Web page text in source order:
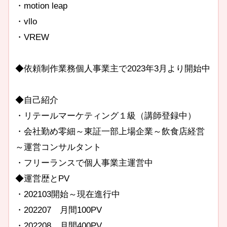
・motion leap
・vllo
・VREW
◆依頼制作業務個人事業主で2023年3月より開始中
◆自己紹介
・リテールマーケティング１級（講師登録中）
・会社勤め零細～東証一部上場企業～飲食店経営
～運営コンサルタント
・フリーランスで個人事業主運営中
◆運営歴とPV
・202103開始～現在進行中
・202207 月間100PV